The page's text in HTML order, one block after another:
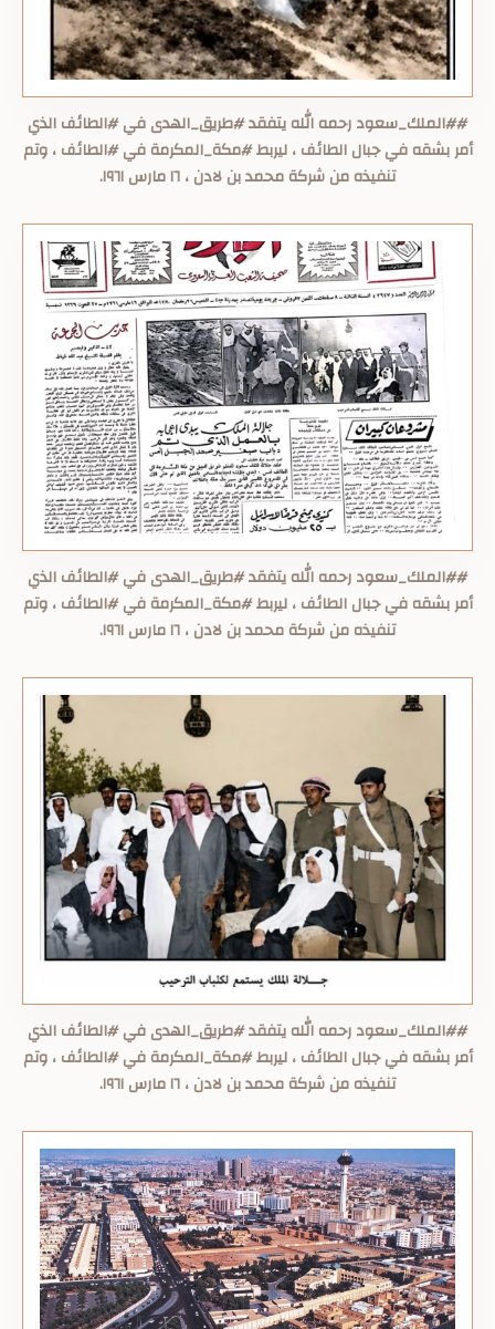
##الملك_سعود رحمه الله يتفقد #طريق_الهدى في #الطائف الذي
أمر بشقه في جبال الطائف ، ليربط #مكة_المكرمة في #الطائف ، وتم
تنفيذه من شركة محمد بن لادن ، ١٦ مارس ١٩٦١.
##الملك_سعود رحمه الله يتفقد #طريق_الهدى في #الطائف الذي
أمر بشقه في جبال الطائف ، ليربط #مكة_المكرمة في #الطائف ، وتم
تنفيذه من شركة محمد بن لادن ، ١٦ مارس ١٩٦١.
##الملك_سعود رحمه الله يتفقد #طريق_الهدى في #الطائف الذي
أمر بشقه في جبال الطائف ، ليربط #مكة_المكرمة في #الطائف ، وتم
تنفيذه من شركة محمد بن لادن ، ١٦ مارس ١٩٦١.